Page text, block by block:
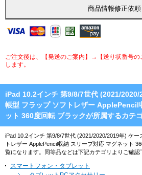
ご注文後は、【発送のご案内】→【送り状番号の
します。
iPad 10.2インチ 第9/8/7世代 (2021/
帳型 フラップ ソフトレザー ApplePencil
ット 360度回転 ブラックが所属するカテ
iPad 10.2インチ 第9/8/7世代 (2021/2020/2019年) ケ
トレザー ApplePencil収納 スリープ対応 マグネット
覧になります。同等品などは下記カテゴリよりご確認
スマートフォン・タブレット